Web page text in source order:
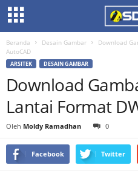
Beranda Desain Gambar
Download
AutoCAD
ARSITEK DESAIN GAMBAR
Download
Lantai Format
Oleh Moldy Ramadhan 0
Facebook Twitter